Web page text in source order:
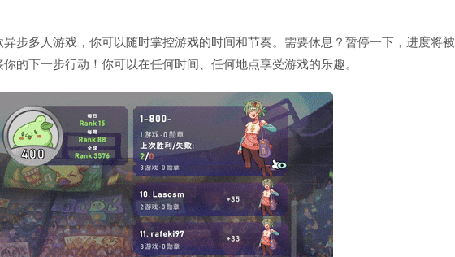
异步多人游戏，你可以随时掌控游戏的时间和节奏。需要休息？暂停一下，进度将被
的下一步行动！你可以在任何时间、任何地点享受游戏的乐趣。